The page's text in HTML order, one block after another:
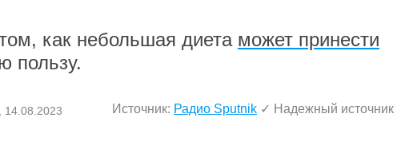
как небольшая диета может принести
пользу.
14.08.2023 Источник: Радио Sputnik ✓ Надежный источник